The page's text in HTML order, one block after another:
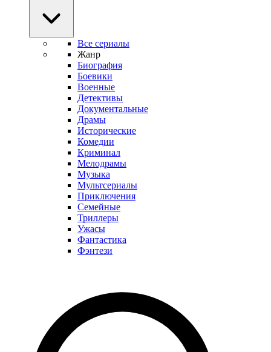
Все сериалы
Жанр
Биография
Боевики
Военные
Детективы
Документальные
Драмы
Исторические
Комедии
Криминал
Мелодрамы
Музыка
Мультсериалы
Приключения
Семейные
Триллеры
Ужасы
Фантастика
Фэнтези